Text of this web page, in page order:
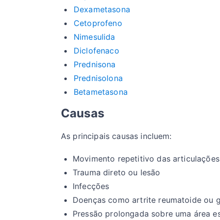
Dexametasona
Cetoprofeno
Nimesulida
Diclofenaco
Prednisona
Prednisolona
Betametasona
Causas
As principais causas incluem:
Movimento repetitivo das articulações
Trauma direto ou lesão
Infecções
Doenças como artrite reumatoide ou
Pressão prolongada sobre uma área